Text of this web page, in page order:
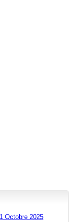
Octobre 2025